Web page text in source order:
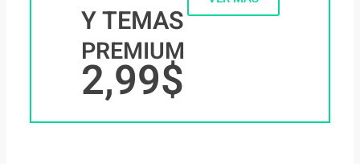
Y TEMAS
PREMIUM
2,99$